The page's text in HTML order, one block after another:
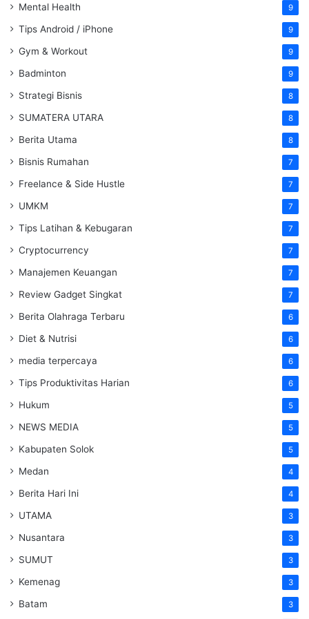
Mental Health 9
Tips Android / iPhone 9
Gym & Workout 9
Badminton 9
Strategi Bisnis 8
SUMATERA UTARA 8
Berita Utama 8
Bisnis Rumahan 7
Freelance & Side Hustle 7
UMKM 7
Tips Latihan & Kebugaran 7
Cryptocurrency 7
Manajemen Keuangan 7
Review Gadget Singkat 7
Berita Olahraga Terbaru 6
Diet & Nutrisi 6
media terpercaya 6
Tips Produktivitas Harian 6
Hukum 5
NEWS MEDIA 5
Kabupaten Solok 5
Medan 4
Berita Hari Ini 4
UTAMA 3
Nusantara 3
SUMUT 3
Kemenag 3
Batam 3